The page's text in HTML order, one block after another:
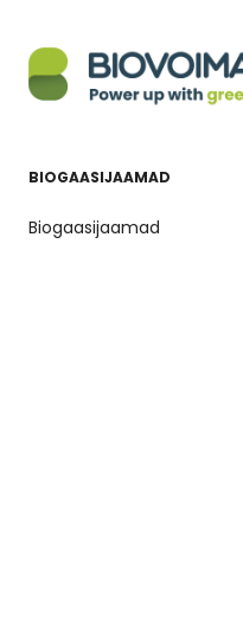
BIOGAASIJAAMAD
Biogaasijaamad